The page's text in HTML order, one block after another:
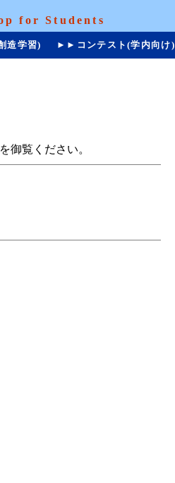
for Students
造学習) ►►コンテスト(学内向け)
を御覧ください。